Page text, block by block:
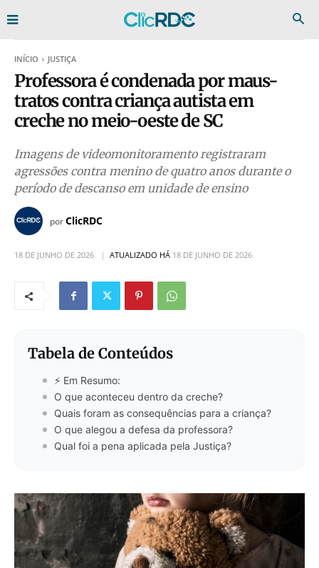
INÍCIO JUSTIÇA
Professora é condenada por maus-
tratos contra criança autista em
creche no meio-oeste de SC
Imagens de videomonitoramento registraram
agressões contra menino de quatro anos durante o
período de descanso em unidade de ensino
porClicRDC
18 DE JUNHO DE 2026 ATUALIZADO HÁ 18 DE JUNHO DE 2026
Tabela de Conteúdos
⚡ Em Resumo:
O que aconteceu dentro da creche?
Quais foram as consequências para a criança?
O que alegou a defesa da professora?
Qual foi a pena aplicada pela Justiça?